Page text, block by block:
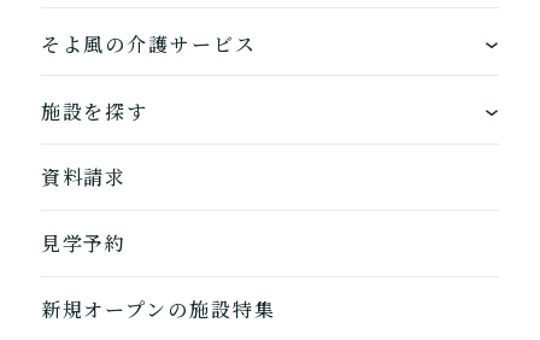
ワンストップサービス
お客様に選ばれるできたてのお食事
そよ風の介護サービス
ホームに入居する
自宅から通う
自宅に来てもらう
施設を探す
地図から探す
自宅から通う/来てもらう
資料請求
見学予約
新規オープンの施設特集